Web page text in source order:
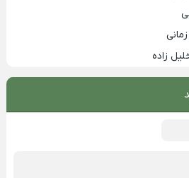
زاده